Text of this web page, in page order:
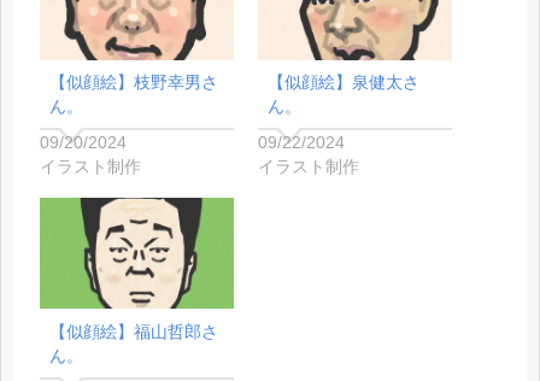
【似顔絵】枝野幸男さ
ん。
09/20/2024
イラスト制作
【似顔絵】泉健太さ
ん。
09/22/2024
イラスト制作
【似顔絵】福山哲郎さ
ん。